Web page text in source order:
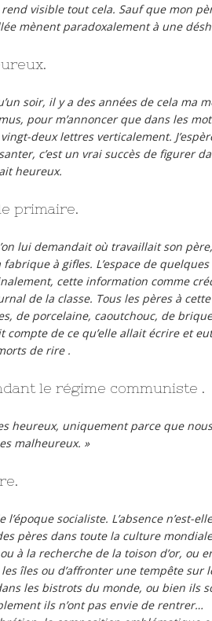
visible tout cela. Sauf que mon
mènent paradoxalement à une
soir, il y a des années de cela ma
pour m’annoncer que dans les
deux lettres verticalement.
c’est un vrai succès de figurer
heureux.
primaire.
lui demandait où travaillait son
à gifles. L’espace de
cette information comme
de la classe. Tous les pères à
de porcelaine, caoutchouc, de
compte de ce qu’elle allait écrire et
de rire .
le régime communiste .
heureux, uniquement parce que
malheureux. »
l’époque socialiste. L’absence n’est-
pères dans toute la culture
à la recherche de la toison d’or, ou
îles ou d’affronter une tempête sur
les bistrots du monde, ou bien ils
ils n’ont pas envie de rentrer…